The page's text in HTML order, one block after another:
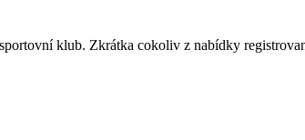
klub. Zkrátka cokoliv z nabídky